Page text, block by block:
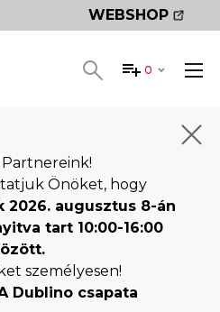
WEBSHOP
0
Önöket, hogy
augusztus 8-án
tart 10:00-16:00
személyesen!
Dublino csapata